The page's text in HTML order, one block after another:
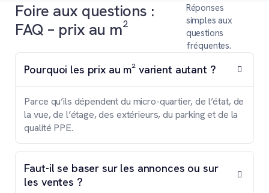
Foire aux questions :
FAQ – prix au m²
Réponses
simples aux
questions
fréquentes.
Pourquoi les prix au m² varient autant ?
Parce qu’ils dépendent du micro-quartier, de l’état, de
la vue, de l’étage, des extérieurs, du parking et de la
qualité PPE.
Faut-il se baser sur les annonces ou sur
les ventes ?